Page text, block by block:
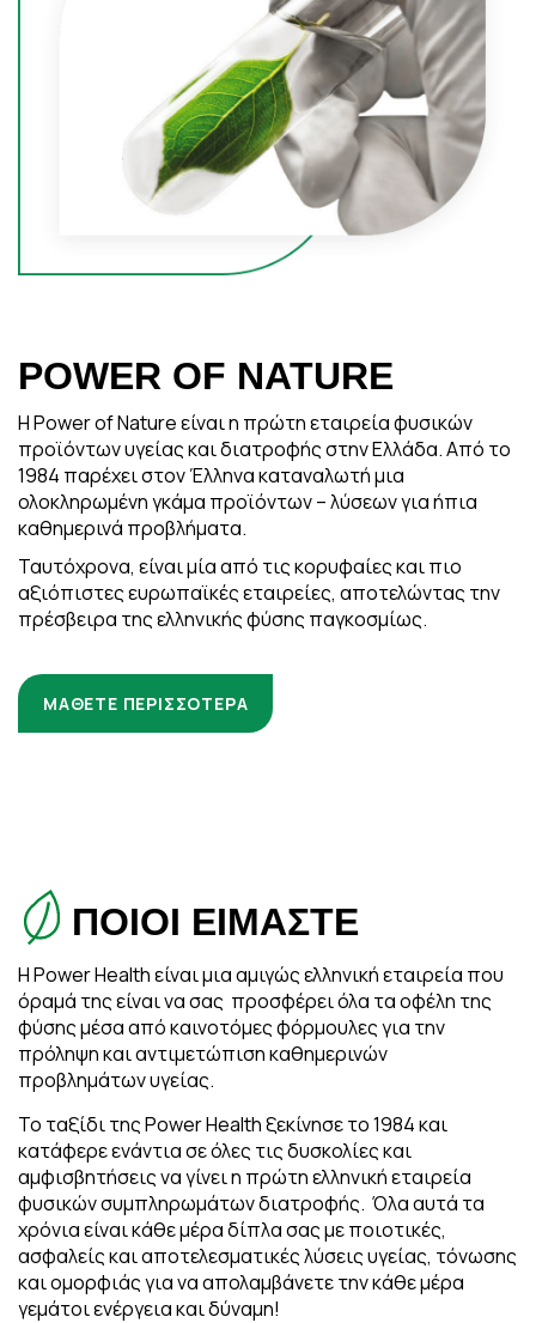
POWER OF NATURE
Η Power οf Nature είναι η πρώτη εταιρεία φυσικών
προϊόντων υγείας και διατροφής στην Ελλάδα. Από το
1984 παρέχει στον Έλληνα καταναλωτή μια
ολοκληρωμένη γκάμα προϊόντων – λύσεων για ήπια
καθημερινά προβλήματα.
Ταυτόχρονα, είναι μία από τις κορυφαίες και πιο
αξιόπιστες ευρωπαϊκές εταιρείες, αποτελώντας την
πρέσβειρα της ελληνικής φύσης παγκοσμίως.
ΜΑΘΕΤΕ ΠΕΡΙΣΣΟΤΕΡΑ
ΠΟΙΟΙ ΕΙΜΑΣΤΕ
Η Power Health είναι μια αμιγώς ελληνική εταιρεία που
όραμά της είναι να σας προσφέρει όλα τα οφέλη της
φύσης μέσα από καινοτόμες φόρμουλες για την
πρόληψη και αντιμετώπιση καθημερινών
προβλημάτων υγείας.
Το ταξίδι της Power Health ξεκίνησε το 1984 και
κατάφερε ενάντια σε όλες τις δυσκολίες και
αμφισβητήσεις να γίνει η πρώτη ελληνική εταιρεία
φυσικών συμπληρωμάτων διατροφής. Όλα αυτά τα
χρόνια είναι κάθε μέρα δίπλα σας με ποιοτικές,
ασφαλείς και αποτελεσματικές λύσεις υγείας, τόνωσης
και ομορφιάς για να απολαμβάνετε την κάθε μέρα
γεμάτοι ενέργεια και δύναμη!